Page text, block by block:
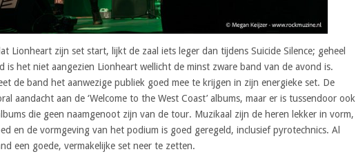
Lionheart zijn set start, lijkt de zaal iets leger dan tijdens Suicide Silence; geheel
is het niet aangezien Lionheart wellicht de minst zware band van de avond is.
de band het aanwezige publiek goed mee te krijgen in zijn energieke set. De
aandacht aan de ‘Welcome to the West Coast’ albums, maar er is tussendoor ook
die geen naamgenoot zijn van de tour. Muzikaal zijn de heren lekker in vorm,
en de vormgeving van het podium is goed geregeld, inclusief pyrotechnics. Al
een goede, vermakelijke set neer te zetten.